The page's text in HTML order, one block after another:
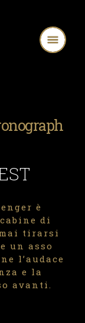
è
di
tirarsi
un asso
l’audace
e la
avanti.